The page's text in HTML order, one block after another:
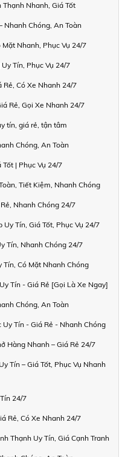
Thạnh Nhanh, Giá Tốt
Nhanh Chóng, An Toàn
Mặt Nhanh, Phục Vụ 24/7
Tín, Phục Vụ 24/7
Rẻ, Có Xe Nhanh 24/7
Rẻ, Gọi Xe Nhanh 24/7
tín, giá rẻ, tận tâm
Chóng, An Toàn
| Phục Vụ 24/7
Tiết Kiệm, Nhanh Chóng
Nhanh Chóng 24/7
Uy Tín, Giá Tốt, Phục Vụ 24/7
Tín, Nhanh Chóng 24/7
Tín, Có Mặt Nhanh Chóng
Tín - Giá Rẻ [Gọi Là Xe Ngay]
Chóng, An Toàn
Tín - Giá Rẻ - Nhanh Chóng
Hàng Nhanh – Giá Rẻ 24/7
Tín – Giá Tốt, Phục Vụ Nhanh
24/7
Rẻ, Có Xe Nhanh 24/7
Thạnh Uy Tín, Giá Cạnh Tranh